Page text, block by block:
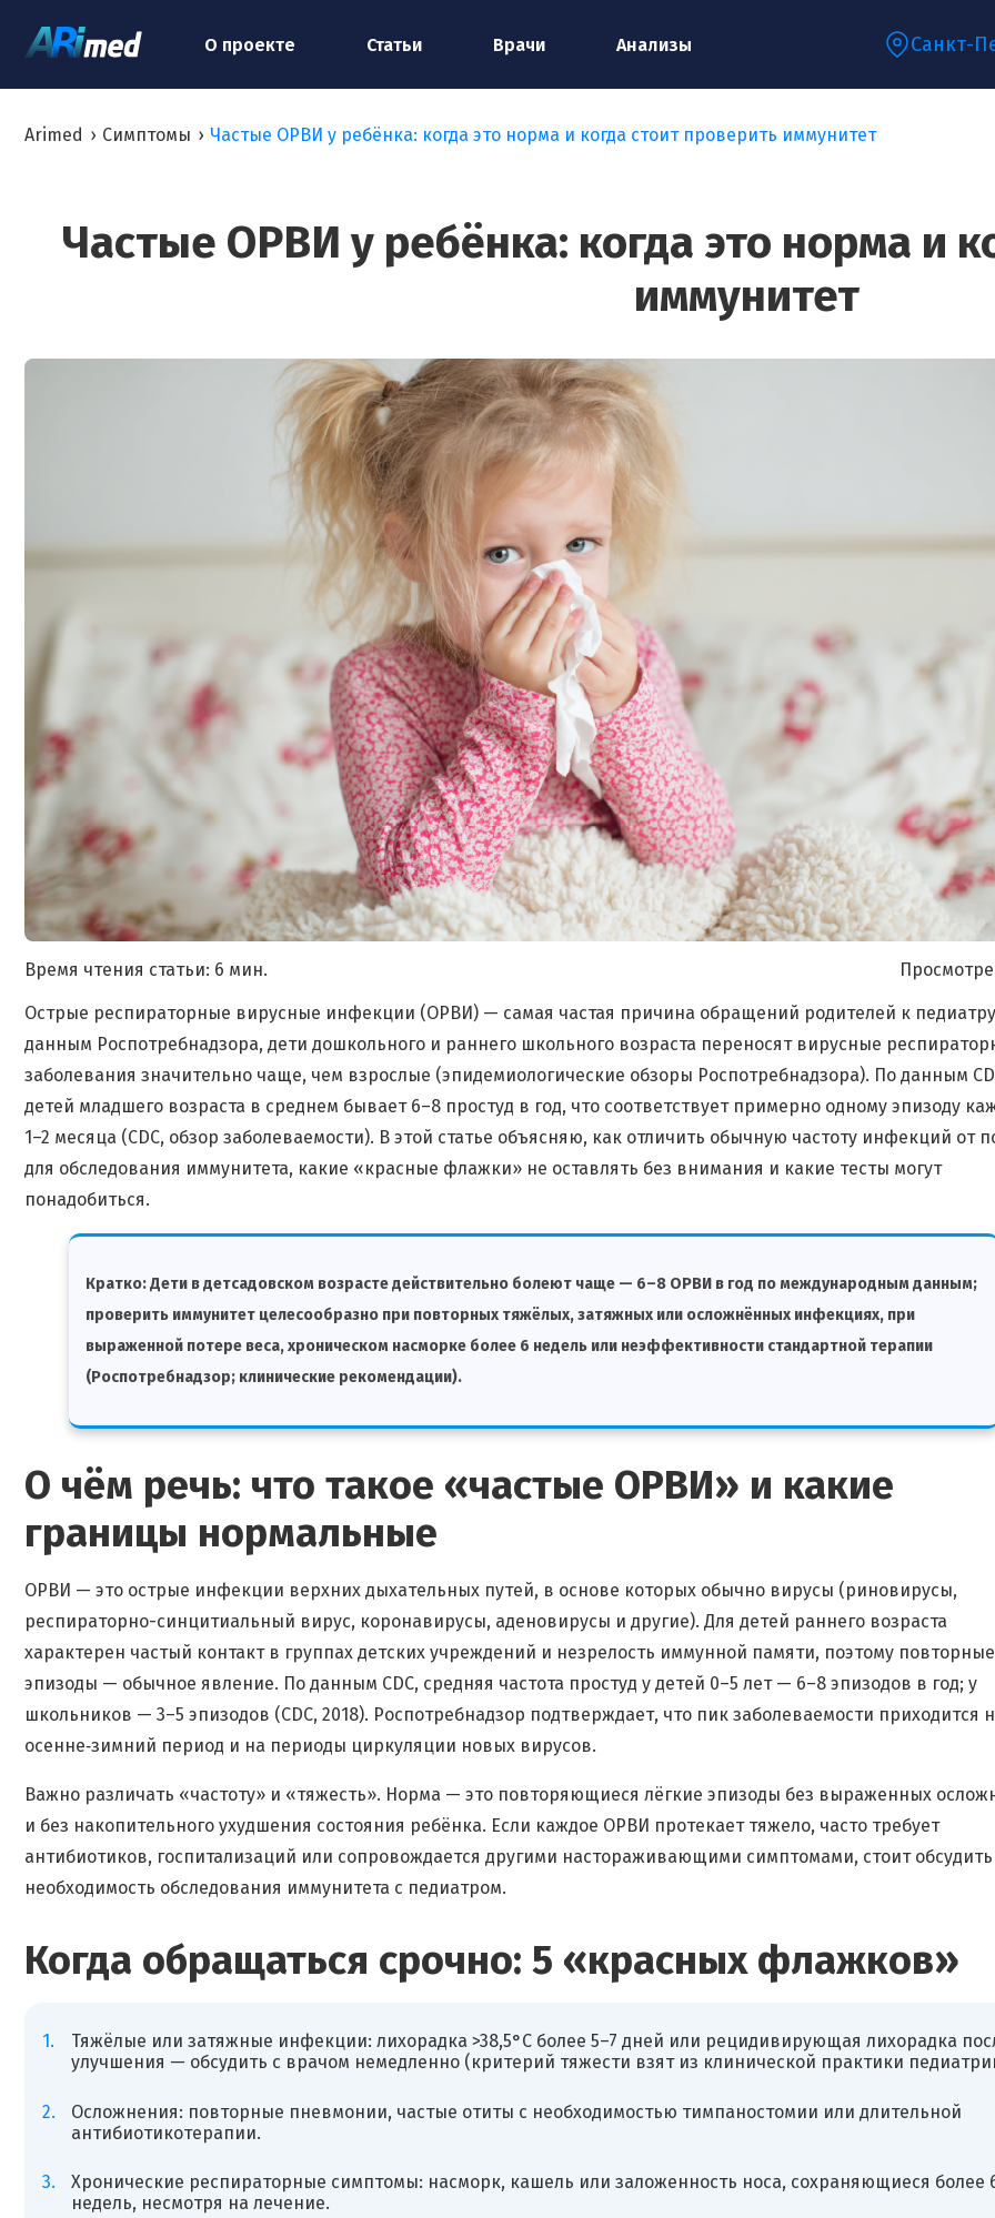
О проекте Статьи Врачи Анализы Санкт-
Arimed › Симптомы › Частые ОРВИ у ребёнка: когда это норма и когда стоит проверить иммунитет
Частые ОРВИ у ребёнка: когда это норма и
иммунитет
Время чтения статьи: 6 мин.
Острые респираторные вирусные инфекции (ОРВИ) — самая частая причина обращений родителей к
данным Роспотребнадзора, дети дошкольного и раннего школьного возраста переносят вирусные
заболевания значительно чаще, чем взрослые (эпидемиологические обзоры Роспотребнадзора). По данным
детей младшего возраста в среднем бывает 6–8 простуд в год, что соответствует примерно одному эпизоду
1–2 месяца (CDC, обзор заболеваемости). В этой статье объясняю, как отличить обычную частоту инфекций от
для обследования иммунитета, какие «красные флажки» не оставлять без внимания и какие тесты могут
понадобиться.
Кратко:Дети в детсадовском возрасте действительно болеют чаще — 6–8 ОРВИ в год по международным данным;
проверить иммунитет целесообразно при повторных тяжёлых, затяжных или осложнённых инфекциях, при
выраженной потерe веса, хроническом насморке более 6 недель или неэффективности стандартной терапии
(Роспотребнадзор; клинические рекомендации).
О чём речь: что такое «частые ОРВИ» и какие
границы нормальные
ОРВИ — это острые инфекции верхних дыхательных путей, в основе которых обычно вирусы (риновирусы,
респираторно-синцитиальный вирус, коронавирусы, аденовирусы и другие). Для детей раннего возраста
характерен частый контакт в группах детских учреждений и незрелость иммунной памяти, поэтому повторные
эпизоды — обычное явление. По данным CDC, средняя частота простуд у детей 0–5 лет — 6–8 эпизодов в год; у
школьников — 3–5 эпизодов (CDC, 2018). Роспотребнадзор подтверждает, что пик заболеваемости приходится
осенне‑зимний период и на периоды циркуляции новых вирусов.
Важно различать «частоту» и «тяжесть». Норма — это повторяющиеся лёгкие эпизоды без выраженных
и без накопительного ухудшения состояния ребёнка. Если каждое ОРВИ протекает тяжело, часто требует
антибиотиков, госпитализаций или сопровождается другими настораживающими симптомами, стоит обсудить
необходимость обследования иммунитета с педиатром.
Когда обращаться срочно: 5 «красных флажков»
Тяжёлые или затяжные инфекции: лихорадка >38,5°C более 5–7 дней или рецидивирующая лихорадка
улучшения — обсудить с врачом немедленно (критерий тяжести взят из клинической практики
Осложнения: повторные пневмонии, частые отиты с необходимостью тимпаностомии или длительной
антибиотикотерапии.
Хронические респираторные симптомы: насморк, кашель или заложенность носа, сохраняющиеся более
недель, несмотря на лечение.
Ваш телефон:*
Ваш e-mail:*